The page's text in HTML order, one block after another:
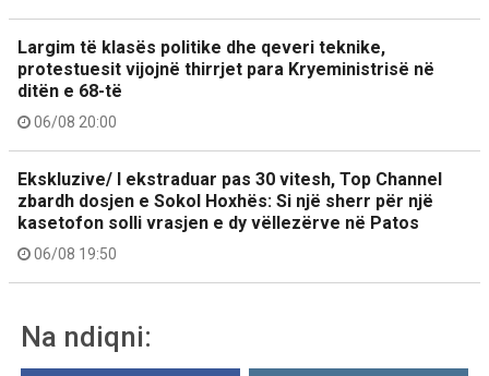
Largim të klasës politike dhe qeveri teknike,
protestuesit vijojnë thirrjet para Kryeministrisë në
ditën e 68-të
06/08 20:00
Ekskluzive/ I ekstraduar pas 30 vitesh, Top Channel
zbardh dosjen e Sokol Hoxhës: Si një sherr për një
kasetofon solli vrasjen e dy vëllezërve në Patos
06/08 19:50
Na ndiqni: